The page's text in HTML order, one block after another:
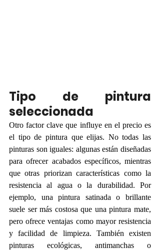
Tipo de pintura
seleccionada
Otro factor clave que influye en el precio es
el tipo de pintura que elijas. No todas las
pinturas son iguales: algunas están diseñadas
para ofrecer acabados específicos, mientras
que otras priorizan características como la
resistencia al agua o la durabilidad. Por
ejemplo, una pintura satinada o brillante
suele ser más costosa que una pintura mate,
pero ofrece ventajas como mayor resistencia
y facilidad de limpieza. También existen
pinturas ecológicas, antimanchas o